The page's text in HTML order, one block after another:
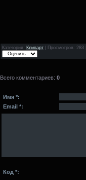
Категория : Клипарт Просмотров: 283 |
Всего комментариев: 0
Имя *:
Email *:
Код *: